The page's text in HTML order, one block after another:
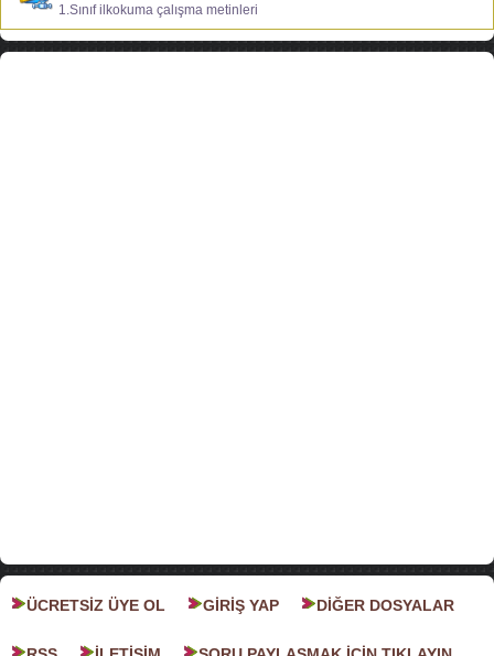
1.Sınıf ilkokuma çalışma metinleri
ÜCRETSİZ ÜYE OL GİRİŞ YAP DİĞER DOSYALAR